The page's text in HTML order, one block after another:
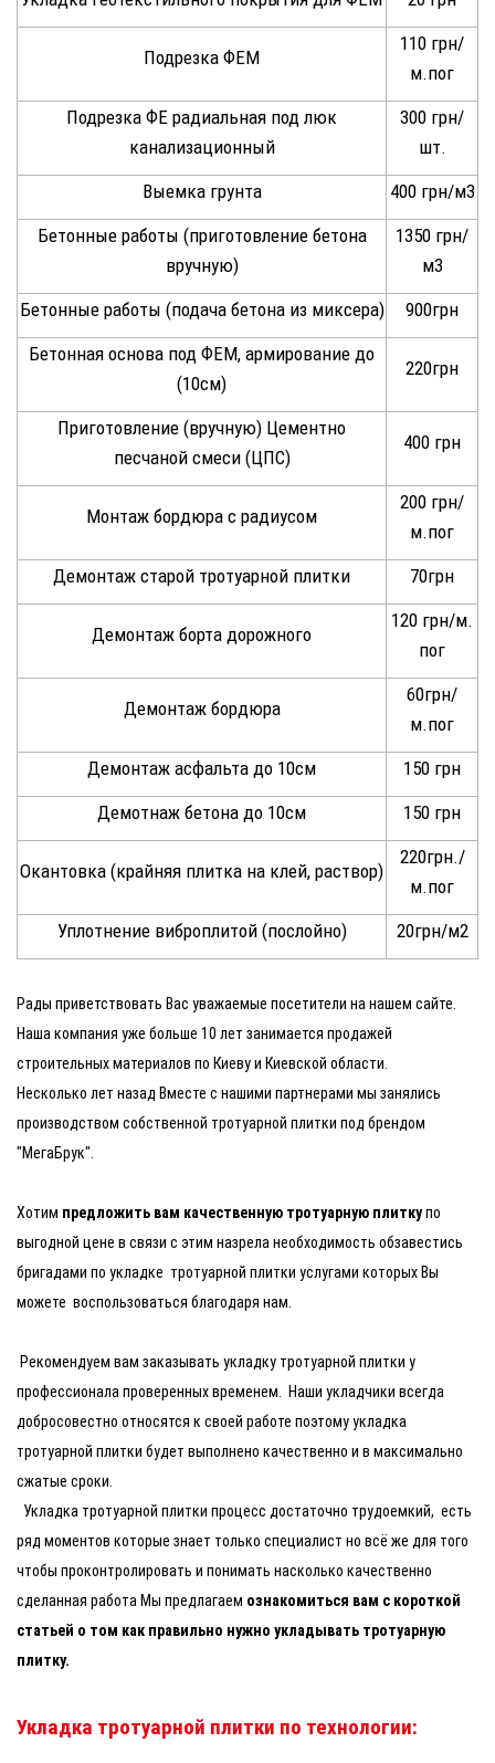
Подрезка ФЕМ
110 грн/
м.пог
Подрезка ФЕ радиальная под люк
канализационный
300 грн/
шт.
Выемка грунта
400 грн/м3
Бетонные работы (приготовление бетона
вручную)
1350 грн/
м3
Бетонные работы (подача бетона из миксера)
900грн
Бетонная основа под ФЕМ, армирование до
(10см)
220грн
Приготовление (вручную) Цементно
песчаной смеси (ЦПС)
400 грн
Монтаж бордюра с радиусом
200 грн/
м.пог
Демонтаж старой тротуарной плитки
70грн
Демонтаж борта дорожного
120 грн/м.
пог
Демонтаж бордюра
60грн/
м.пог
Демонтаж асфальта до 10см
150 грн
Демотнаж бетона до 10см
150 грн
Окантовка (крайняя плитка на клей, раствор)
220грн./
м.пог
Уплотнение виброплитой (послойно)
20грн/м2
Рады приветствовать Вас уважаемые посетители на нашем сайте.
Наша компания уже больше 10 лет занимается продажей
строительных материалов по Киеву и Киевской области.
Несколько лет назад Вместе с нашими партнерами мы занялись
производством собственной тротуарной плитки под брендом
"МегаБрук".
Хотим предложить вам качественную тротуарную плиткупо
выгодной цене в связи с этим назрела необходимость обзавестись
бригадами по укладке тротуарной плитки услугами которых Вы
можете воспользоваться благодаря нам.
Рекомендуем вам заказывать укладку тротуарной плитки у
профессионала проверенных временем. Наши укладчики всегда
добросовестно относятся к своей работе поэтому укладка
тротуарной плитки будет выполнено качественно и в максимально
сжатые сроки.
Укладка тротуарной плитки процесс достаточно трудоемкий, есть
ряд моментов которые знает только специалист но всё же для того
чтобы проконтролировать и понимать насколько качественно
сделанная работа Мы предлагаем ознакомиться вам с короткой
статьей о том как правильно нужно укладывать тротуарную
плитку.
Укладка тротуарной плитки по технологии: